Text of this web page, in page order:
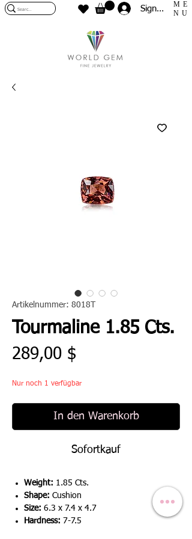
Sign In
ME
NU
Artikelnummer: 8018T
Tourmaline 1.85 Cts.
289,00 $
Nur noch 1 verfügbar
In den Warenkorb
Sofortkauf
Weight: 1.85 Cts.
Shape: Cushion
Size: 6.3 x 7.4 x 4.7
Hardness: 7-7.5